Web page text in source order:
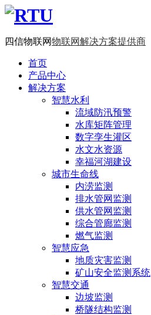
四信物联网物联网解决方案提供商
首页
产品中心
解决方案
智慧水利
流域防汛预警
水库矩阵管理
数字孪生灌区
水文水资源
幸福河湖建设
城市生命线
内涝监测
排水管网监测
供水管网监测
综合管廊监测
燃气监测
智慧应急
地质灾害监测
矿山安全监测系统
智慧交通
边坡监测
桥隧结构监测